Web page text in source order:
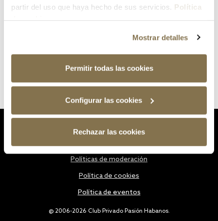
partir del uso que haya hecho de sus servicios. Política
Mostrar detalles
Permitir todas las cookies
Configurar las cookies
Rechazar las cookies
@ 2006-2026 Club Privado Pasión Habanos.
Políticas de moderación
Política de cookies
Política de eventos